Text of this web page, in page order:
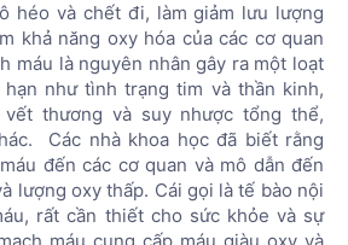
héo và chết đi, làm giảm lưu lượng
khả năng oxy hóa của các cơ quan
máu là nguyên nhân gây ra một loạt
như tình trạng tim và thần kinh,
vết thương và suy nhược tổng thể,
Các nhà khoa học đã biết rằng
đến các cơ quan và mô dẫn đến
lượng oxy thấp. Cái gọi là tế bào nội
rất cần thiết cho sức khỏe và sự